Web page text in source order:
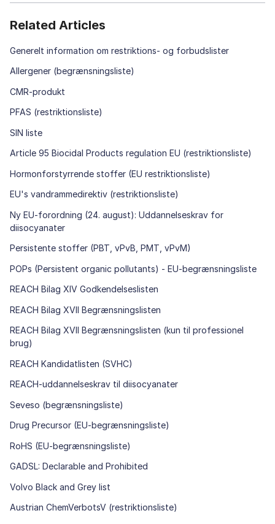
Related Articles
Generelt information om restriktions- og forbudslister
Allergener (begrænsningsliste)
CMR-produkt
PFAS (restriktionsliste)
SIN liste
Article 95 Biocidal Products regulation EU (restriktionsliste)
Hormonforstyrrende stoffer (EU restriktionsliste)
EU's vandrammedirektiv (restriktionsliste)
Ny EU-forordning (24. august): Uddannelseskrav for
diisocyanater
Persistente stoffer (PBT, vPvB, PMT, vPvM)
POPs (Persistent organic pollutants) - EU-begrænsningsliste
REACH Bilag XIV Godkendelseslisten
REACH Bilag XVII Begrænsningslisten
REACH Bilag XVII Begrænsningslisten (kun til professionel
brug)
REACH Kandidatlisten (SVHC)
REACH-uddannelseskrav til diisocyanater
Seveso (begrænsningsliste)
Drug Precursor (EU-begrænsningsliste)
RoHS (EU-begrænsningsliste)
GADSL: Declarable and Prohibited
Volvo Black and Grey list
Austrian ChemVerbotsV (restriktionsliste)